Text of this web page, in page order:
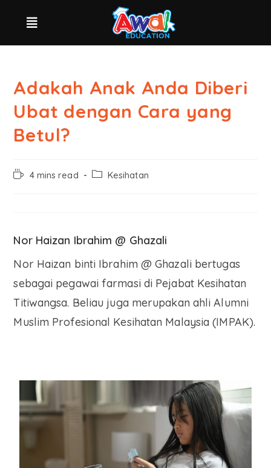
Adakah Anak Anda Diberi
Ubat dengan Cara yang
Betul?
4 mins read Kesihatan
Nor Haizan Ibrahim @ Ghazali
Nor Haizan binti Ibrahim @ Ghazali bertugas
sebagai pegawai farmasi di Pejabat Kesihatan
Titiwangsa. Beliau juga merupakan ahli Alumni
Muslim Profesional Kesihatan Malaysia (IMPAK).